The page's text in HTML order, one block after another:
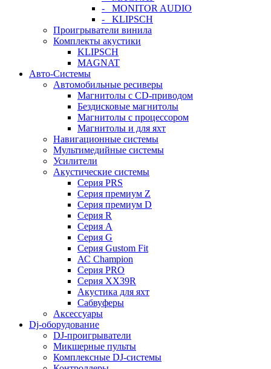
- MONITOR AUDIO
- KLIPSCH
Проигрыватели винила
Комплекты акустики
KLIPSCH
MAGNAT
Авто-Системы
Автомобильные ресиверы
Магнитолы с CD-приводом
Бездисковые магнитолы
Магнитолы с процессором
Магнитолы и для яхт
Навигационные системы
Мультимедийные системы
Усилители
Акустические системы
Cерия PRS
Cерия премиум Z
Cерия премиум D
Cерия R
Cерия A
Cерия G
Cерия Gustom Fit
АС Champion
Cерия PRO
Cерия XX39R
Акустика для яхт
Сабвуферы
Аксессуары
Dj-оборудование
DJ-проигрыватели
Микшерные пульты
Комплексные DJ-системы